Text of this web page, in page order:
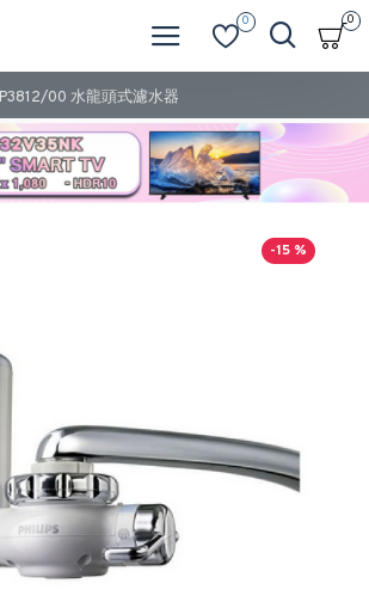
0 0
00 水龍頭式濾水器
-15 %